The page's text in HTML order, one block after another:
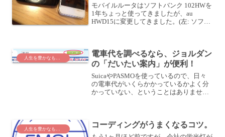
モバイルルータはソフトバンク 102HWを
1年ちょっと使ってきましたが、au
HWD15に変更してきました。(左: ソフト
電車代を調べるなら、ジョルダン
の「だいたい案内」が便利！
SuicaやPASMOを使っているので、日々
の電車代がいくらかかっているかよく分
かっていない、ということはありません
後で料金を調べる...
コーディングがうまくなるコツ。